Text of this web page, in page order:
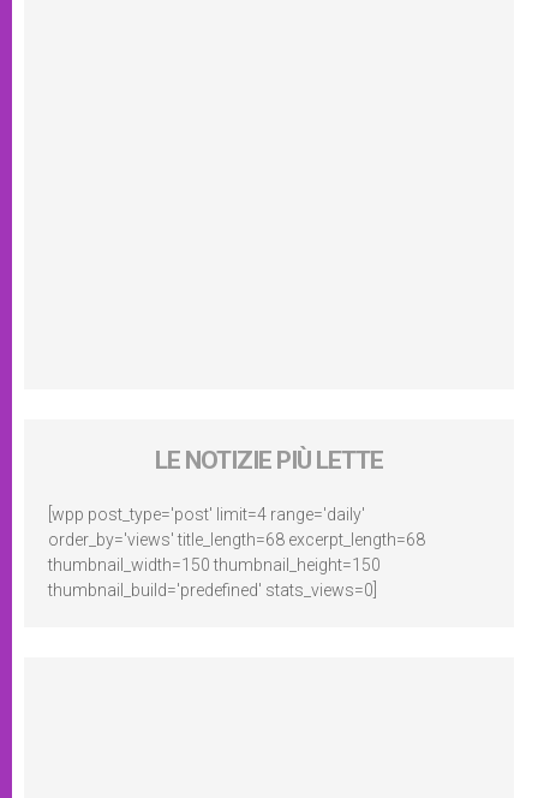
LE NOTIZIE PIÙ LETTE
[wpp post_type='post' limit=4 range='daily'
order_by='views' title_length=68 excerpt_length=68
thumbnail_width=150 thumbnail_height=150
thumbnail_build='predefined' stats_views=0]